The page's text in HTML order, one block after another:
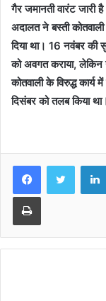
गैर जमानती वारंट
अदालत ने बस्ती
दिया था। 16 नवंबर की
को अवगत कराया, लेकिन
कोतवाली के विरुद्ध कार्य
दिसंबर को तलब किया
FacebookTwitter
Print